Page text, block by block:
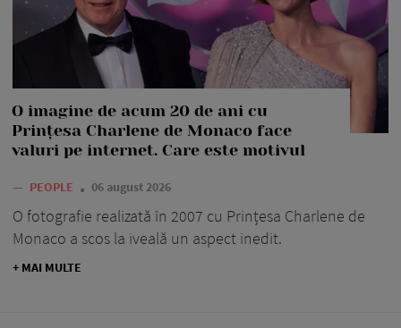
O imagine de acum 20 de ani cu
Prințesa Charlene de Monaco face
valuri pe internet. Care este motivul
— PEOPLE 06 august 2026
O fotografie realizată în 2007 cu Prințesa Charlene de
Monaco a scos la iveală un aspect inedit.
+ MAI MULTE